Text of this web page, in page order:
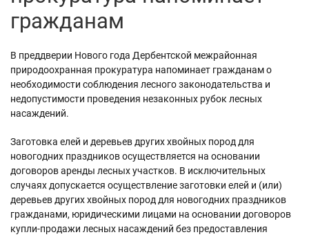
гражданам
В преддверии Нового года Дербентской межрайонная
природоохранная прокуратура напоминает гражданам о
необходимости соблюдения лесного законодательства и
недопустимости проведения незаконных рубок лесных
насаждений.
Заготовка елей и деревьев других хвойных пород для
новогодних праздников осуществляется на основании
договоров аренды лесных участков. В исключительных
случаях допускается осуществление заготовки елей и (или)
деревьев других хвойных пород для новогодних праздников
гражданами, юридическими лицами на основании договоров
купли-продажи лесных насаждений без предоставления